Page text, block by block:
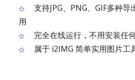
支持JPG、PNG、GIF多种
用
完全在线运行，不用安装任
属于 i2IMG 简单实用图片工